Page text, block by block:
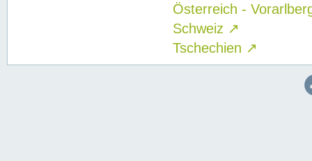
Österreich -
Schweiz ↗
Tschechien ↗